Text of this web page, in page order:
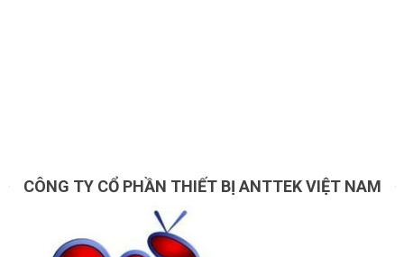
CÔNG TY CỔ PHẦN THIẾT BỊ ANTTEK VIỆT NAM